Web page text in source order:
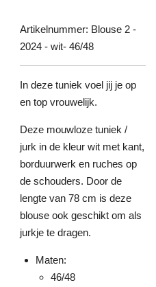
Artikelnummer: Blouse 2 -
2024 - wit- 46/48
In deze tuniek voel jij je op
en top vrouwelijk.
Deze mouwloze tuniek /
jurk in de kleur wit met kant,
borduurwerk en ruches op
de schouders. Door de
lengte van 78 cm is deze
blouse ook geschikt om als
jurkje te dragen.
Maten:
46/48